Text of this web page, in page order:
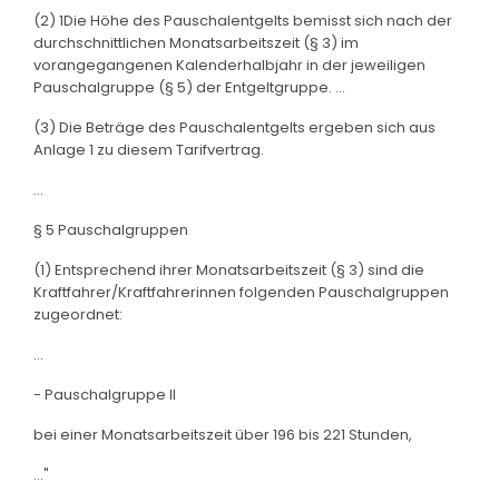
(2) 1Die Höhe des Pauschalentgelts bemisst sich nach der
durchschnittlichen Monatsarbeitszeit (§ 3) im
vorangegangenen Kalenderhalbjahr in der jeweiligen
Pauschalgruppe (§ 5) der Entgeltgruppe. ...
(3) Die Beträge des Pauschalentgelts ergeben sich aus
Anlage 1 zu diesem Tarifvertrag.
...
§ 5 Pauschalgruppen
(1) Entsprechend ihrer Monatsarbeitszeit (§ 3) sind die
Kraftfahrer/Kraftfahrerinnen folgenden Pauschalgruppen
zugeordnet:
...
- Pauschalgruppe II
bei einer Monatsarbeitszeit über 196 bis 221 Stunden,
..."